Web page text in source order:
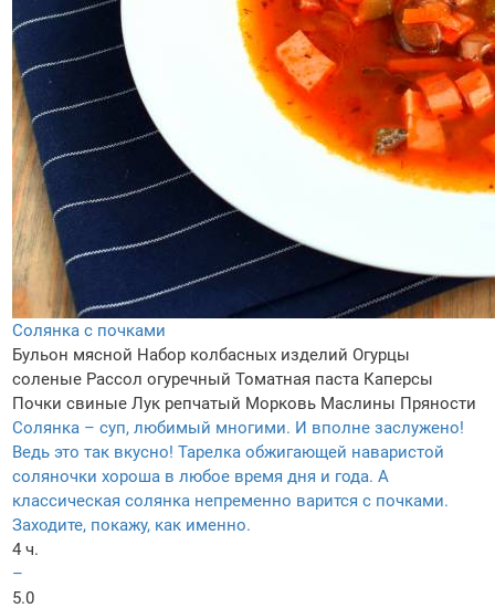
Солянка с почками
Бульон мясной Набор колбасных изделий Огурцы
соленые Рассол огуречный Томатная паста Каперсы
Почки свиные Лук репчатый Морковь Маслины Пряности
Солянка – суп, любимый многими. И вполне заслужено!
Ведь это так вкусно! Тарелка обжигающей наваристой
соляночки хороша в любое время дня и года. А
классическая солянка непременно варится с почками.
Заходите, покажу, как именно.
4 ч.
–
5.0